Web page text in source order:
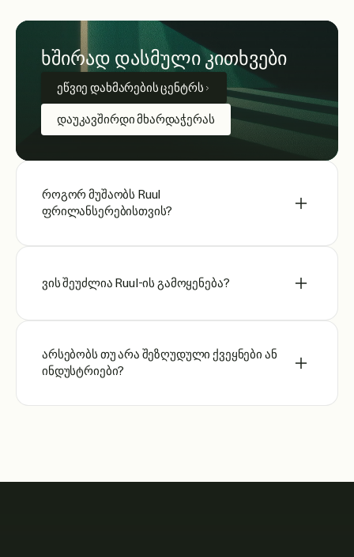
ხშირად დასმული კითხვები
ეწვიე დახმარების ცენტრს
დაუკავშირდი მხარდაჭერას
როგორ მუშაობს Ruul
ფრილანსერებისთვის?
ვის შეუძლია Ruul-ის გამოყენება?
არსებობს თუ არა შეზღუდული ქვეყნები ან
ინდუსტრიები?